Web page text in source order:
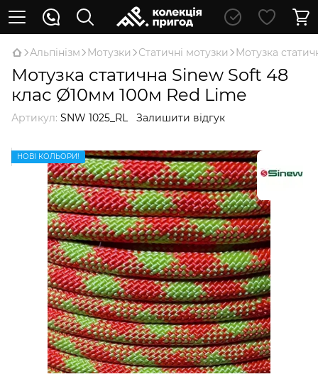
Альпінізм Мотузки Статичні мотузки Мотузка
Мотузка статична Sinew Soft 48
клас Ø10мм 100м Red Lime
Артикул: SNW 1025_RL Залишити відгук
НОВІ КОЛЬОРИ!